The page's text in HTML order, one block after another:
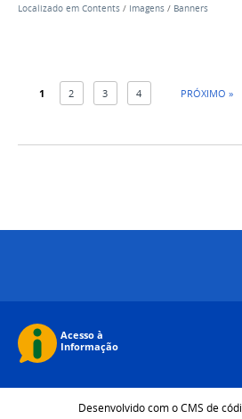
Localizado em Contents / Imagens / Banners
1 2 3 4 PRÓXIMO »
Desenvolvido com o CMS de